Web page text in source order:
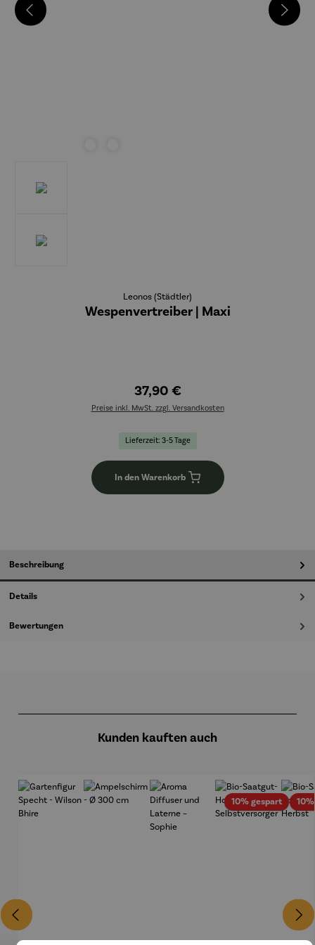
Leonos (Städtler)
Wespenvertreiber | Maxi
37,90 €
Preise inkl. MwSt. zzgl. Versandkosten
Lieferzeit: 3-5 Tage
In den Warenkorb
Beschreibung
Details
Bewertungen
Kunden kauften auch
10% gespartRabatt